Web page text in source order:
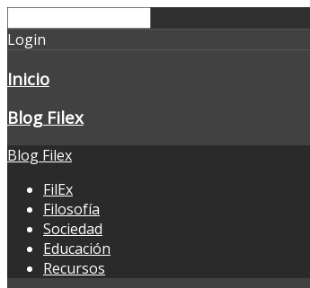
Login
Inicio
Blog Filex
Blog Filex
FilEx
Filosofía
Sociedad
Educación
Recursos